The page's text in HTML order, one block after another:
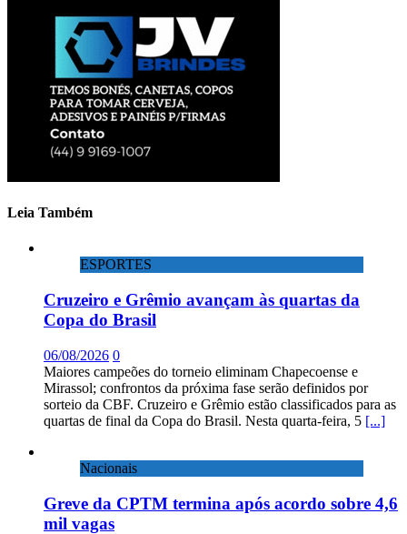
Leia Também
ESPORTES
Cruzeiro e Grêmio avançam às quartas da
Copa do Brasil
06/08/2026 0
Maiores campeões do torneio eliminam Chapecoense e
Mirassol; confrontos da próxima fase serão definidos por
sorteio da CBF. Cruzeiro e Grêmio estão classificados para as
quartas de final da Copa do Brasil. Nesta quarta-feira, 5 [...]
Nacionais
Greve da CPTM termina após acordo sobre 4,6
mil vagas